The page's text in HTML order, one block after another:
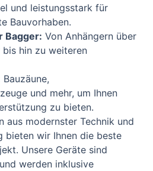
und leistungsstark für
Bauvorhaben.
Bagger: Von Anhängern über
bis hin zu weiteren
Bauzäune,
und mehr, um Ihnen
zu bieten.
aus modernster Technik und
bieten wir Ihnen die beste
Unsere Geräte sind
werden inklusive